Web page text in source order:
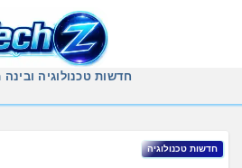
חדשות טכנולוגיה
חדשות טכנולוגיה